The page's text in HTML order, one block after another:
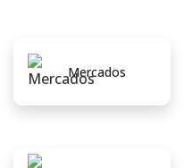
Mercados